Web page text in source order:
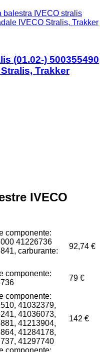
balestra IVECO stralis
IVECO Stralis, Trakker
(01.02-) 500355490
Trakker
IVECO
componente:
41226736
carburante:
92,74 €
componente:
79 €
componente:
41032379,
41036073,
41213904,
41284178,
41297740
142 €
componente: